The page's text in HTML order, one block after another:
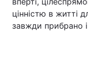
цінністю в житті
завжди прибрано